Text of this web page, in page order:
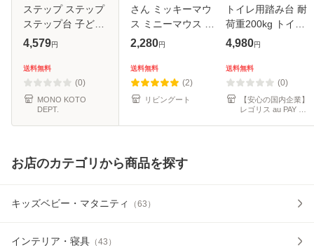
ステップ ステップ
ステップ台 子ども
こども ふみ台 トイ
おしゃれ 木製 天然
木 北欧 足置き台
洗
4,579円
送料無料
(0)
MONO KOTO
DEPT.
さん ミッキーマウ
ス ミニーマウス ビ
ーンズステップ 2
キッズステップ 滑
り止め 耐荷重 100
キロ ふ
2,280円
送料無料
(2)
リビングート
トイレ用踏み台 耐
荷重200kg トイレ
トレーニング トイ
ステップ 折りたた
み 子供 大人 おし
ゃれ
4,980円
送料無料
(0)
【安心の国内企業】
レゴリス au PAY マ
お店のカテゴリから商品を探す
キッズベビー・マタニティ （63 ）
インテリア・寝具 （43 ）